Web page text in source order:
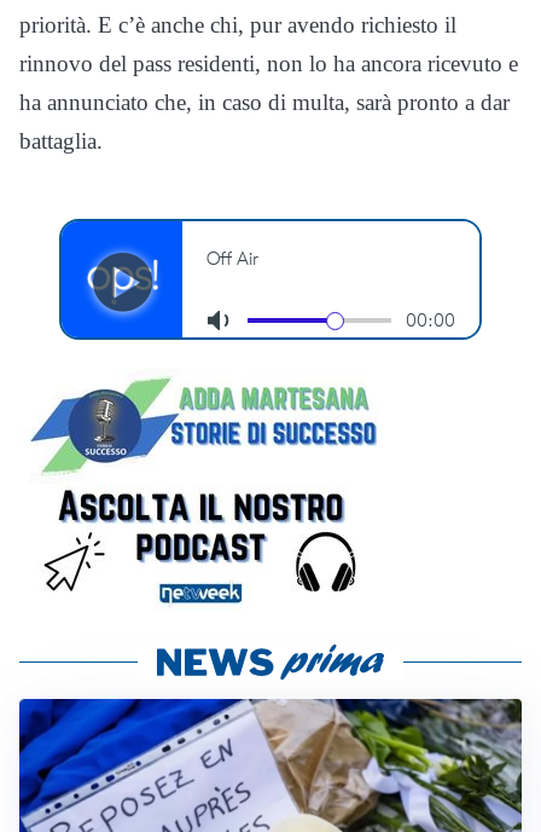
priorità. E c’è anche chi, pur avendo richiesto il
rinnovo del pass residenti, non lo ha ancora ricevuto e
ha annunciato che, in caso di multa, sarà pronto a dar
battaglia.